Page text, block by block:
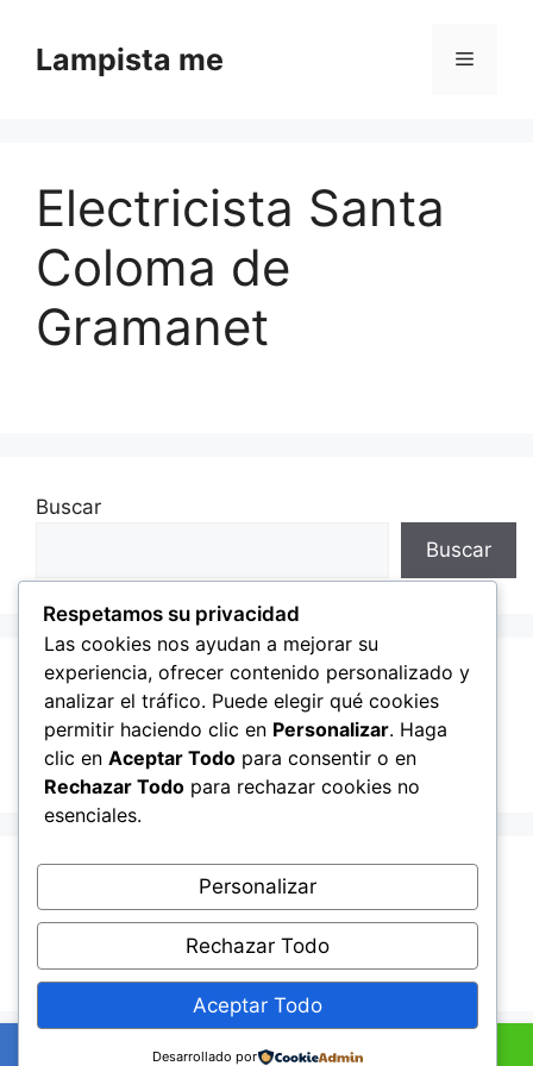
Lampista me Menú
Electricista Santa
Coloma de
Gramanet
Buscar
Buscar
Recent Posts
Hello world!
Recent Comments
A WordPress Commenter enHello world!
+34601895352 Ahora por WhatsApp
Respetamos su privacidad
Las cookies nos ayudan a mejorar su
experiencia, ofrecer contenido personalizado y
analizar el tráfico. Puede elegir qué cookies
permitir haciendo clic en Personalizar. Haga
clic en Aceptar Todo para consentir o en
Rechazar Todo para rechazar cookies no
esenciales.
Personalizar
Rechazar Todo
Aceptar Todo
Desarrollado por